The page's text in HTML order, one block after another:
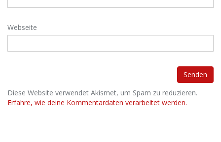
Webseite
Diese Website verwendet Akismet, um Spam zu reduzieren.
Erfahre, wie deine Kommentardaten verarbeitet werden.